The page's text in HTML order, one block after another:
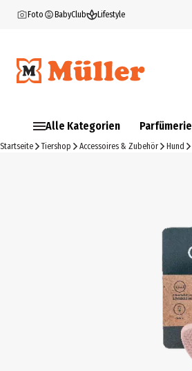
Foto BabyClub Lifestyle
Alle Kategorien Parfümerie
Startseite Tiershop Accessoires & Zubehör Hund